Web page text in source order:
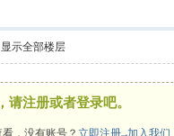
显示全部楼层
请注册或者登录吧。